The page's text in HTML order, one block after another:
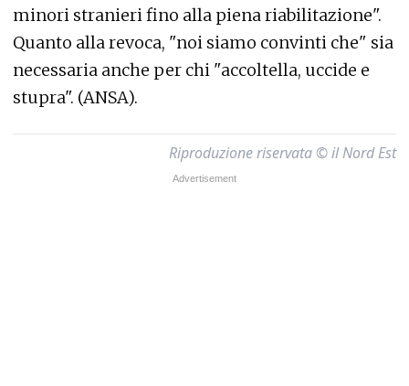
minori stranieri fino alla piena riabilitazione".
Quanto alla revoca, "noi siamo convinti che" sia
necessaria anche per chi "accoltella, uccide e
stupra". (ANSA).
Riproduzione riservata © il Nord Est